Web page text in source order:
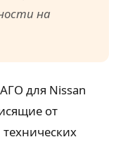
на
для Nissan
от
технических